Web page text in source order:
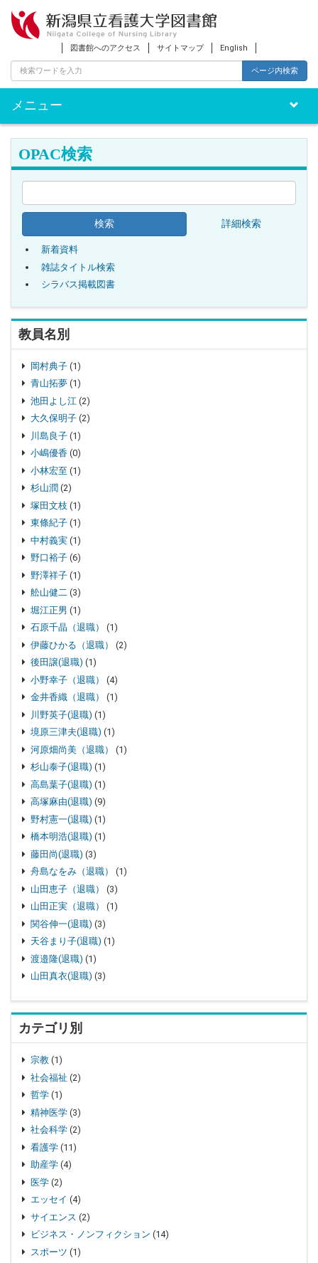
図書館へのアクセス サイトマップ English
ページ内検索
Toggle
メニュー
OPAC検索
詳細検索
新着資料
雑誌タイトル検索
シラバス掲載図書
教員名別
岡村典子(1)
青山拓夢(1)
池田よし江 (2)
大久保明子(2)
川島良子(1)
小嶋優香 (0)
小林宏至 (1)
杉山潤 (2)
塚田文枝(1)
東條紀子(1)
中村義実(1)
野口裕子(6)
野澤祥子(1)
舩山健二(3)
堀江正男 (1)
石原千晶（退職）
(1)
伊藤ひかる（退職）
(2)
後田譲(退職) (1)
小野幸子（退職）
(4)
金井香織（退職）
(1)
川野英子(退職) (1)
境原三津夫(退職) (1)
河原畑尚美（退職）
(1)
杉山泰子(退職) (1)
高島葉子(退職) (1)
高塚麻由(退職) (9)
野村憲一(退職) (1)
橋本明浩(退職) (1)
藤田尚(退職) (3)
舟島なをみ（退職）
(1)
山田恵子（退職）
(3)
山田正実（退職）
(1)
関谷伸一(退職) (3)
天谷まり子(退職) (1)
渡邉隆(退職) (1)
山田真衣(退職) (3)
カテゴリ別
宗教(1)
社会福祉 (2)
哲学(1)
精神医学(3)
社会科学(2)
看護学(11)
助産学(4)
医学(2)
エッセイ (4)
サイエンス (2)
ビジネス・ノンフィクション (14)
スポーツ (1)